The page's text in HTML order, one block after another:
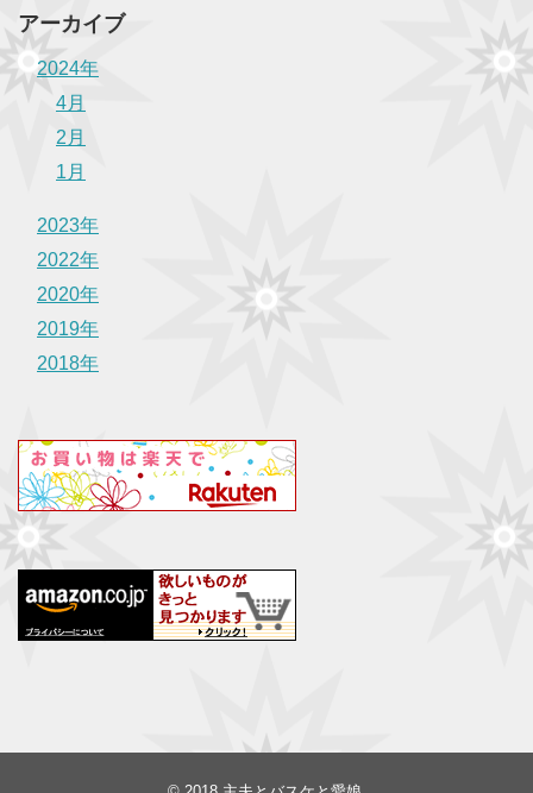
アーカイブ
2024年
4月
2月
1月
2023年
2022年
2020年
2019年
2018年